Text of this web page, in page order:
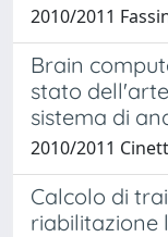
2010/2011
Brain
stato
sistema di
2010/2011
Calcolo di
riabilitazione